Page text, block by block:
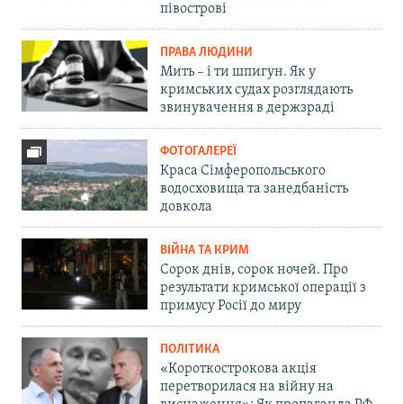
півострові
ПРАВА ЛЮДИНИ
Мить – і ти шпигун. Як у
кримських судах розглядають
звинувачення в держзраді
ФОТОГАЛЕРЕЇ
Краса Сімферопольського
водосховища та занедбаність
довкола
ВІЙНА ТА КРИМ
Сорок днів, сорок ночей. Про
результати кримської операції з
примусу Росії до миру
ПОЛІТИКА
«Короткострокова акція
перетворилася на війну на